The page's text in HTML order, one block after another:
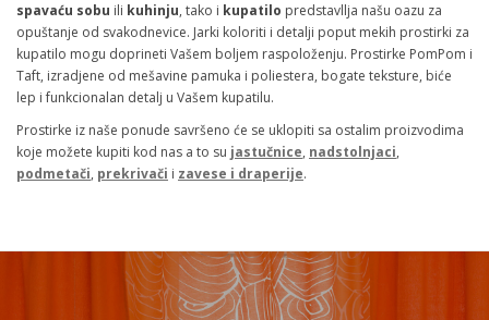
spavaću sobu ili kuhinju, tako i kupatilo predstavllja našu oazu za
opuštanje od svakodnevice. Jarki koloriti i detalji poput mekih prostirki za
kupatilo mogu doprineti Vašem boljem raspoloženju. Prostirke PomPom i
Taft, izradjene od mešavine pamuka i poliestera, bogate teksture, biće
lep i funkcionalan detalj u Vašem kupatilu.
Prostirke iz naše ponude savršeno će se uklopiti sa ostalim proizvodima
koje možete kupiti kod nas a to su jastučnice, nadstolnjaci,
podmetači, prekrivači i zavese i draperije.